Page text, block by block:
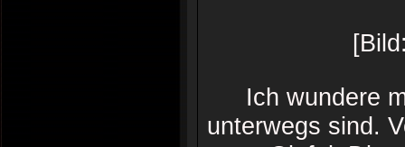
Ich wundere
unterwegs sind.